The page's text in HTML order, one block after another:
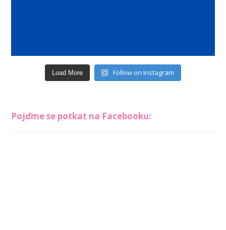
Load More Follow on Instagram
Pojďme se potkat na Facebooku: